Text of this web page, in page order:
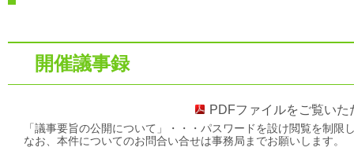
開催議事録
PDFファイルをご覧いた
「議事要旨の公開について」・・・パスワードを設け閲覧を制限
なお、本件についてのお問合い合せは事務局までお願いします。